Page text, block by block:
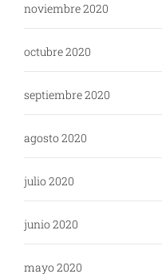
noviembre 2020
octubre 2020
septiembre 2020
agosto 2020
julio 2020
junio 2020
mayo 2020